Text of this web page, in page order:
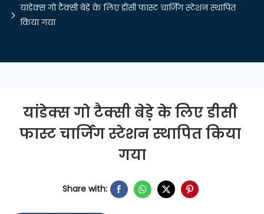
यांडेक्स गो टैक्सी बेड़े के लिए डीसी फास्ट चार्जिंग स्टेशन स्थापित
किया गया
यांडेक्स गो टैक्सी बेड़े के लिए डीसी
फास्ट चार्जिंग स्टेशन स्थापित किया
गया
Share with: